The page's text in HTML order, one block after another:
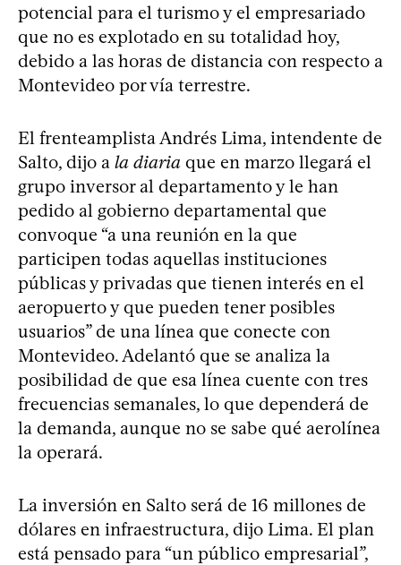
potencial para el turismo y el empresariado
que no es explotado en su totalidad hoy,
debido a las horas de distancia con respecto a
Montevideo por vía terrestre.
El frenteamplista Andrés Lima, intendente de
Salto, dijo a la diaria que en marzo llegará el
grupo inversor al departamento y le han
pedido al gobierno departamental que
convoque “a una reunión en la que
participen todas aquellas instituciones
públicas y privadas que tienen interés en el
aeropuerto y que pueden tener posibles
usuarios” de una línea que conecte con
Montevideo. Adelantó que se analiza la
posibilidad de que esa línea cuente con tres
frecuencias semanales, lo que dependerá de
la demanda, aunque no se sabe qué aerolínea
la operará.
La inversión en Salto será de 16 millones de
dólares en infraestructura, dijo Lima. El plan
está pensado para “un público empresarial”,